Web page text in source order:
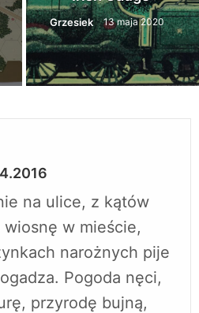
Grzesiek 13 maja 2020
na ulice, z kątów
w mieście,
narożnych pije
Pogoda nęci,
przyrodę bujną,